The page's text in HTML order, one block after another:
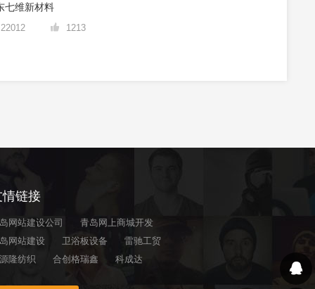
七维新材料
22012 1213
情链接
网站建设公司
青岛网上商城开发
网站建设
卫浴板设备
雷驰工贸
隆纺织
合创格瑞鑫 科成达